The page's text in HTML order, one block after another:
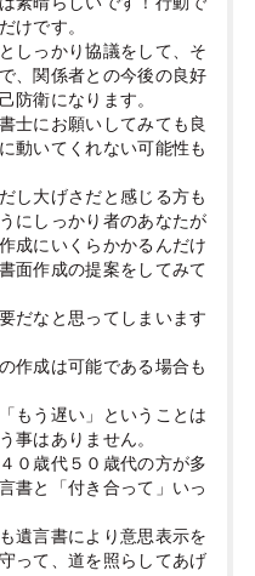
けです。
しっかり協議をして、そ
、関係者との今後の良好
防衛になります。
士にお願いしてみても良
動いてくれない可能性も
し大げさだと感じる方も
にしっかり者のあなたが
成にいくらかかるんだけ
面作成の提案をしてみて
だなと思ってしまいます
作成は可能である場合も
もう遅い」ということは
事はありません。
０歳代５０歳代の方が多
書と「付き合って」いっ
遺言書により意思表示を
って、道を照らしてあげ